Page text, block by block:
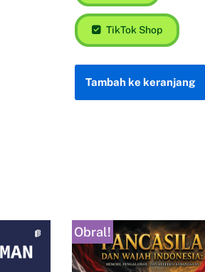
TikTok Shop
Tambah ke keranjang
Obral!